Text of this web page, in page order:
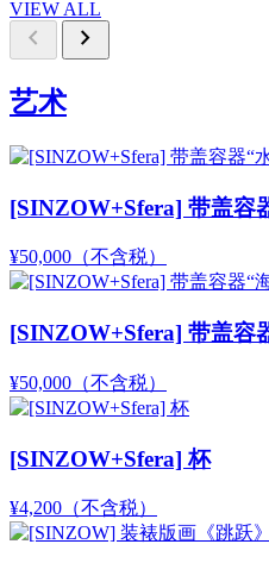
VIEW ALL
chevron_left chevron_right
艺术
[SINZOW+Sfera] 带盖容
¥50,000 （不含税）
[SINZOW+Sfera] 带盖容
¥50,000 （不含税）
[SINZOW+Sfera] 杯
¥4,200 （不含税）